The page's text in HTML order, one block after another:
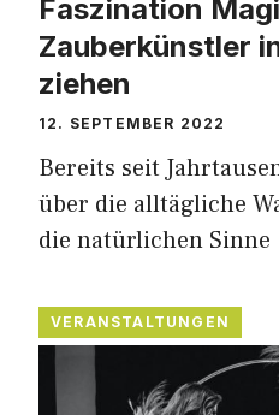
Faszination
Zauberkünstler
ziehen
12. SEPTEMBER 2022
Bereits seit
über die alltägliche
die natürlichen
VERANSTALTUNGEN